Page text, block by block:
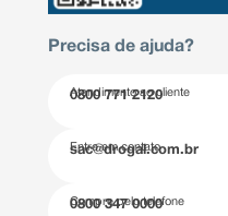
Precisa de ajuda?
Atendimento ao cliente
0800 771 2120
Entre em contato
sac@drogal.com.br
Compre pelo telefone
0800 347 0000